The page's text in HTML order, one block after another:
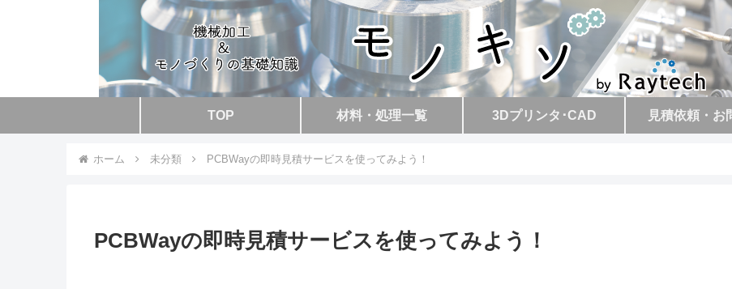
TOP 材料・処理一覧 3Dプリンタ･CAD 見積依頼・お
ホーム 未分類 PCBWayの即時見積サービスを使ってみよう！
PCBWayの即時見積サービスを使ってみよう！